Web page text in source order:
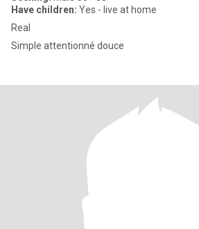
Have children: Yes - live at home
Real
Simple attentionné douce